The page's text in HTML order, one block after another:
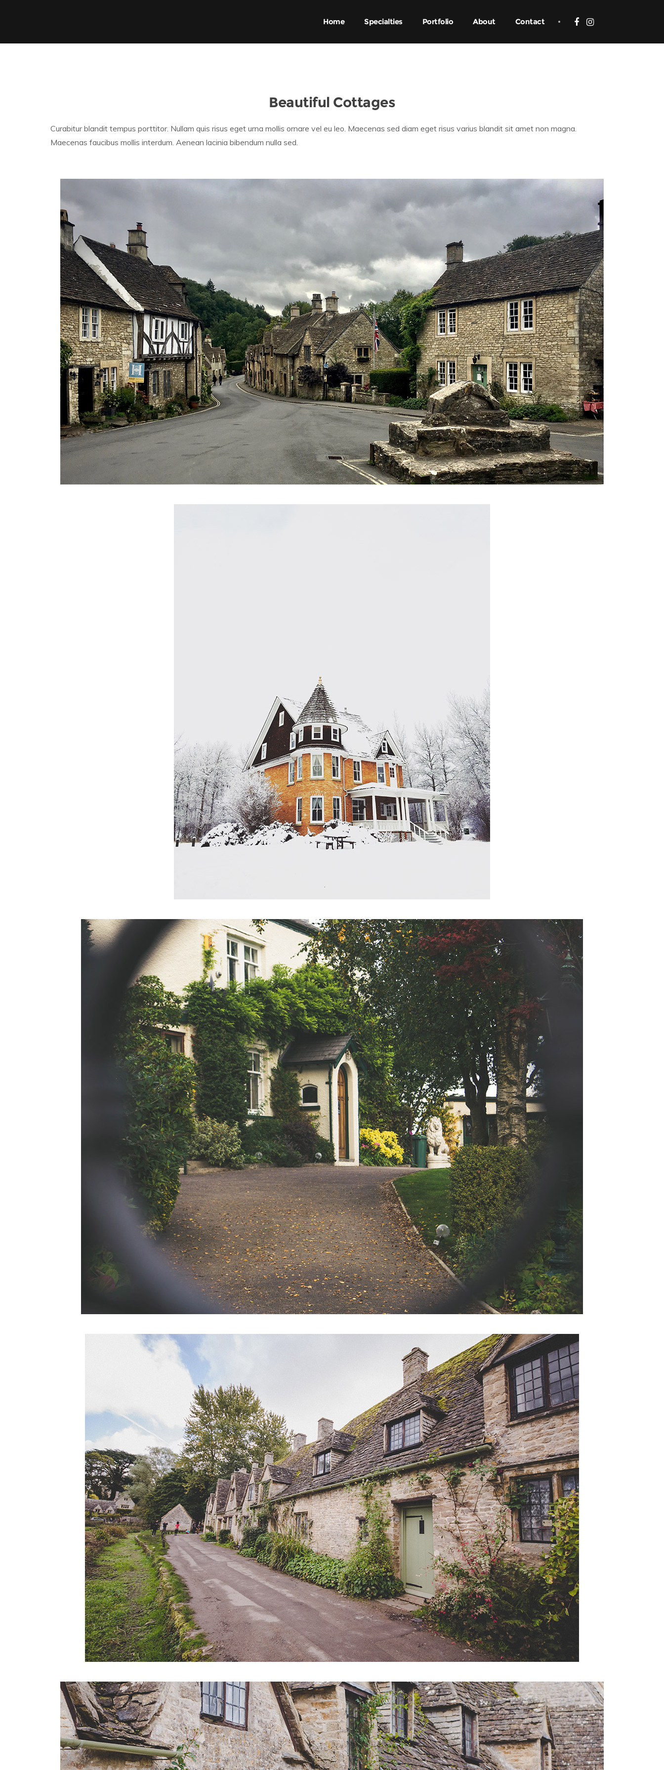
Home Specialties Portfolio About Contact
Beautiful Cottages
Curabitur blandit tempus porttitor. Nullam quis risus eget urna mollis ornare vel eu leo. Maecenas sed diam eget risus varius blandit sit amet non magna.
Maecenas faucibus mollis interdum. Aenean lacinia bibendum nulla sed.